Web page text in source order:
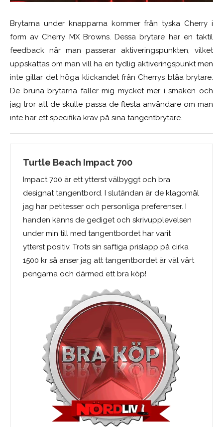
Brytarna under knapparna kommer från tyska Cherry i
form av Cherry MX Browns. Dessa brytare har en taktil
feedback när man passerar aktiveringspunkten, vilket
uppskattas om man vill ha en tydlig aktiveringspunkt men
inte gillar det höga klickandet från Cherrys blåa brytare.
De bruna brytarna faller mig mycket mer i smaken och
jag tror att de skulle passa de flesta användare om man
inte har ett specifika krav på sina tangentbrytare.
Turtle Beach Impact 700
Impact 700 är ett ytterst välbyggt och bra
designat tangentbord. I slutändan är de klagomål
jag har petitesser och personliga preferenser. I
handen känns de gediget och skrivupplevelsen
under min till med tangentbordet har varit
ytterst positiv. Trots sin saftiga prislapp på cirka
1500 kr så anser jag att tangentbordet är väl värt
pengarna och därmed ett bra köp!